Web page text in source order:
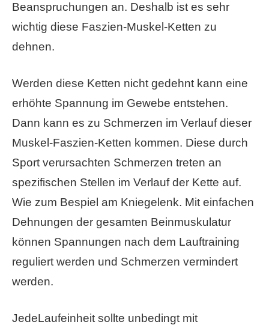
Beanspruchungen an. Deshalb ist es sehr
wichtig diese Faszien-Muskel-Ketten zu
dehnen.
Werden diese Ketten nicht gedehnt kann eine
erhöhte Spannung im Gewebe entstehen.
Dann kann es zu Schmerzen im Verlauf dieser
Muskel-Faszien-Ketten kommen. Diese durch
Sport verursachten Schmerzen treten an
spezifischen Stellen im Verlauf der Kette auf.
Wie zum Bespiel am Kniegelenk. Mit einfachen
Dehnungen der gesamten Beinmuskulatur
können Spannungen nach dem Lauftraining
reguliert werden und Schmerzen vermindert
werden.
JedeLaufeinheit sollte unbedingt mit